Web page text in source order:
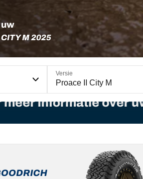
M 2025
Versie
Proace II City M
meer informatie over